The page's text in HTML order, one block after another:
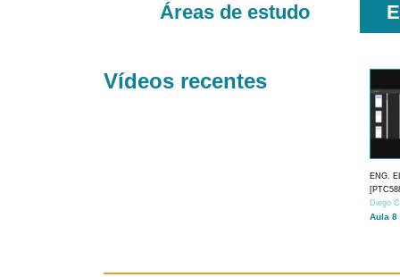
Áreas de estudo
Vídeos recentes
ENG.
Diego
Aula 8